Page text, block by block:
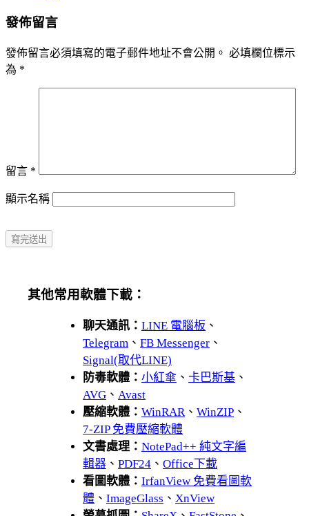
發佈留言
發佈留言必須填寫的電子郵件地址不會公開。 必填欄位標示
為 *
留言 *
顯示名稱
其他常用軟體下載：
聊天通訊： LINE 電腦板 、
Telegram 、 FB Messenger 、
Signal(取代LINE)
防毒軟體： 小紅傘 、 卡巴斯基 、
AVG 、 Avast
壓縮軟體： WinRAR、 WinZIP 、
7-ZIP 免費壓縮軟體
文書處理： NotePad++ 純文字編
輯器 、 PDF24 、 Office下載
看圖軟體： IrfanView 免費看圖軟
體 、 ImageGlass 、 XnView